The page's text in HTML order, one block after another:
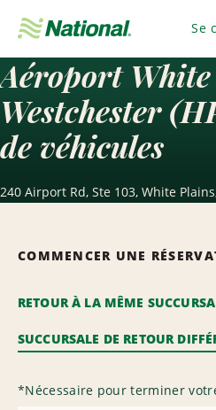
navigation
Se
Aéroport
Westchester
de véhicules
240 Airport Rd, Ste 103, White
COMMENCER UNE
RETOUR À LA MÊME
SUCCURSALE DE RETOUR
*Nécessaire pour terminer